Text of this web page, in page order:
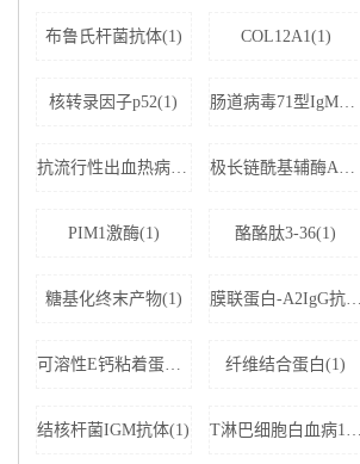
布鲁氏杆菌抗体(1) COL12A1(1)
核转录因子p52(1) 肠道病毒71型IgM抗体(1)
抗流行性出血热病毒IgM抗体(1) 极长链酰基辅酶A脱氢酶(1)
PIM1激酶(1) 酪酪肽3-36(1)
糖基化终末产物(1) 膜联蛋白-A2IgG抗体(1)
可溶性E钙粘着蛋白;可溶性上皮性钙黏附蛋白(1) 纤维结合蛋白(1)
结核杆菌IGM抗体(1) T淋巴细胞白血病1+2型病毒(1)